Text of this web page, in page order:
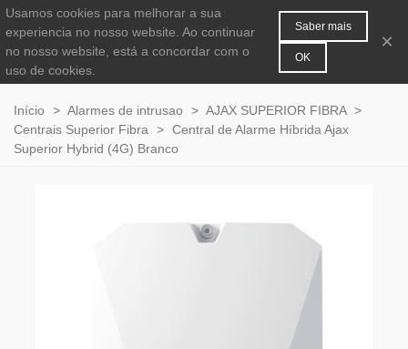
0
Início > Alarmes de intrusao > AJAX SUPERIOR FIBRA >
Centrais Superior Fibra
> Central de Alarme Híbrida Ajax
Superior Hybrid (4G) Branco
Usamos cookies para melhorar a sua
experiencia no nosso website. Ao continuar
no nosso website, está a concordar com o
uso de cookies.
Saber mais
OK
×